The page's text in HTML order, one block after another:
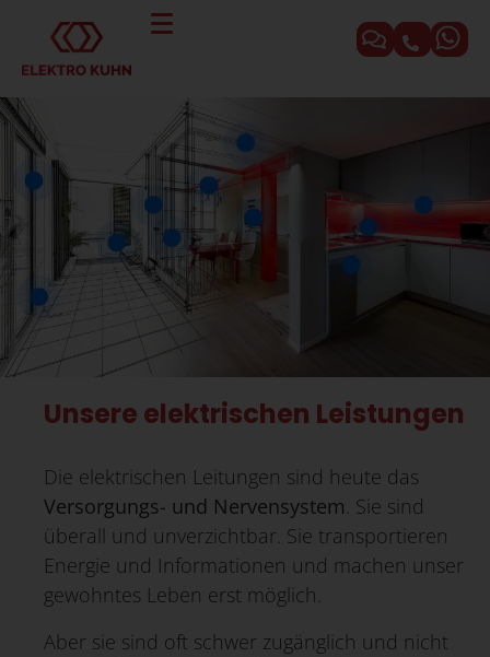
→
Unsere elektrischen Leistungen
Die elektrischen Leitungen sind heute das
Versorgungs- und Nervensystem. Sie sind
überall und unverzichtbar. Sie transportieren
Energie und Informationen und machen unser
gewohntes Leben erst möglich.
Aber sie sind oft schwer zugänglich und nicht